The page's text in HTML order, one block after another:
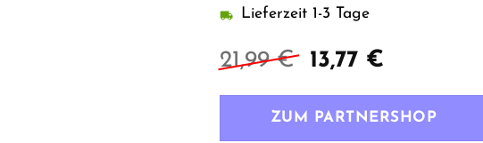
21,99€
Ursprünglicher
war:
21,99 €
13,77 €Aktueller
ist:
13,77 €.
Lieferzeit 1-3 Tage
ZUM PARTNERSHOP